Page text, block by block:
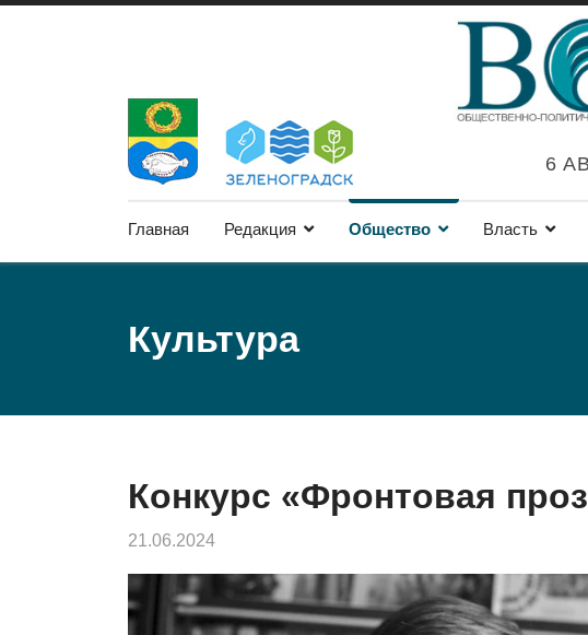
6
Главная Редакция Общество Власть
Культура
Конкурс «Фронтовая
21.06.2024